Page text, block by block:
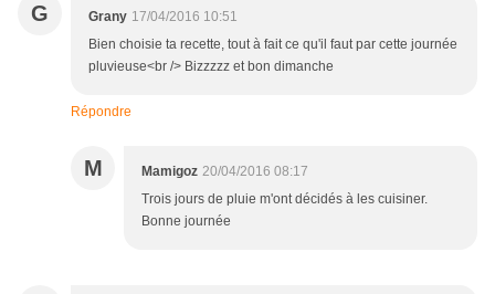
G Grany 17/04/2016 10:51
Bien choisie ta recette, tout à fait ce qu'il faut par cette journée
pluvieuse<br /> Bizzzzz et bon dimanche
Répondre
M Mamigoz 20/04/2016 08:17
Trois jours de pluie m'ont décidés à les cuisiner.
Bonne journée